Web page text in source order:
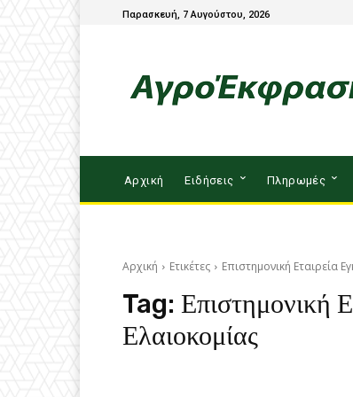
Παρασκευή, 7 Αυγούστου, 2026
Αρχική Ειδήσεις Πληρωμές
Αρχική Ετικέτες Επιστημονική Εταιρεία
Tag: Επιστημονική
Ελαιοκομίας